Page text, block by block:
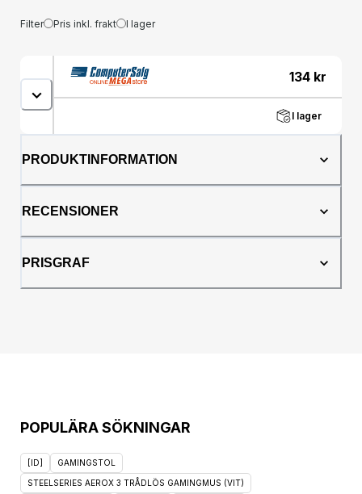
Filter Pris inkl. frakt I lager
134 kr
I lager
PRODUKTINFORMATION
RECENSIONER
PRISGRAF
POPULÄRA SÖKNINGAR
[ID] GAMINGSTOL
STEELSERIES AEROX 3 TRÅDLÖS GAMINGMUS (VIT)